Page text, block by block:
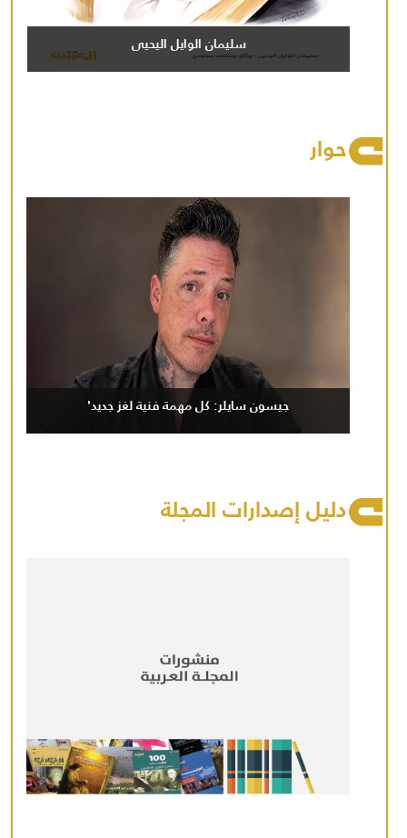
سليمان الوايل اليحيى
حوار
جيسون سايلر: كل مهمة فنية لغز جديد'
دليل إصدارات المجلة